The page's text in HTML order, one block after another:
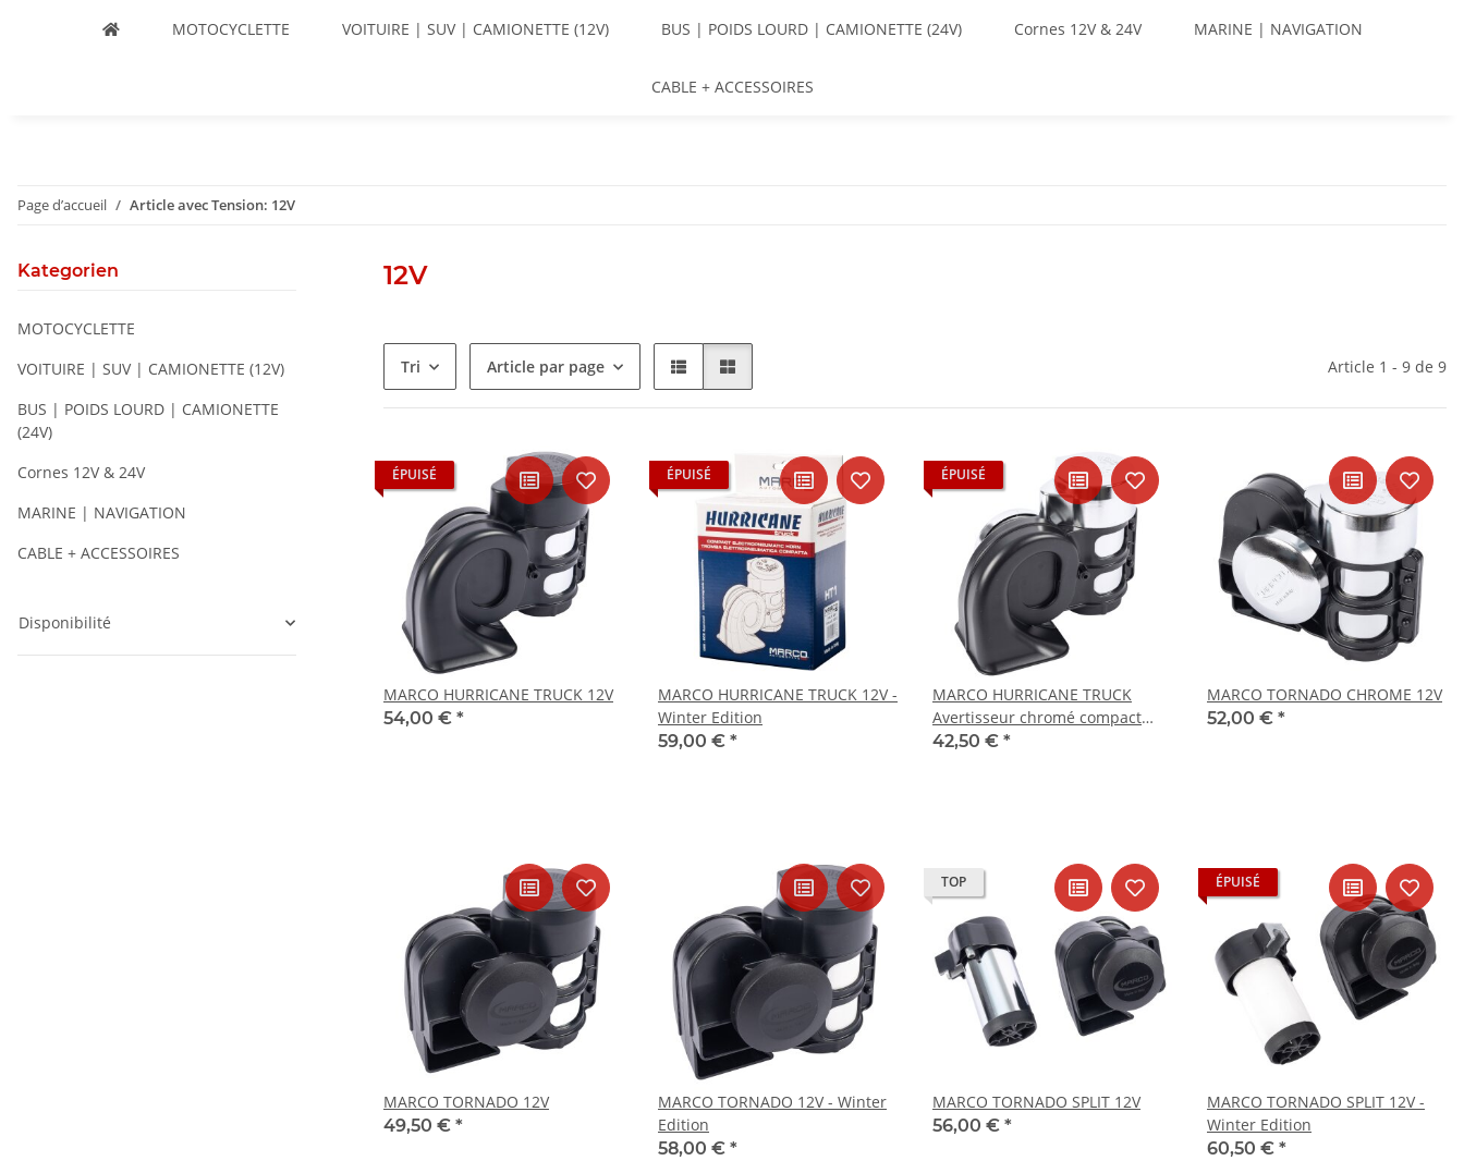
MOTOCYCLETTE VOITUIRE | SUV | CAMIONETTE (12V) BUS | POIDS LOURD | CAMIONETTE (24V) Cornes 12V & 24V MARINE | NAVIGATION
CABLE + ACCESSOIRES
Page d’accueil Article avec Tension: 12V
12V
Tri Article par page Article 1 - 9 de 9
ÉPUISÉ
MARCO HURRICANE TRUCK 12V
54,00 € *
ÉPUISÉ
MARCO HURRICANE TRUCK 12V -
Winter Edition
59,00 € *
ÉPUISÉ
MARCO HURRICANE TRUCK
Avertisseur chromé compact
avec compresseur intégré 12V
42,50 € *
MARCO TORNADO CHROME 12V
52,00 € *
MARCO TORNADO 12V
49,50 € *
MARCO TORNADO 12V - Winter
Edition
58,00 € *
TOP
MARCO TORNADO SPLIT 12V
56,00 € *
ÉPUISÉ
MARCO TORNADO SPLIT 12V -
Winter Edition
60,50 € *
Kategorien
MOTOCYCLETTE
VOITUIRE | SUV | CAMIONETTE (12V)
BUS | POIDS LOURD | CAMIONETTE
(24V)
Cornes 12V & 24V
MARINE | NAVIGATION
CABLE + ACCESSOIRES
Disponibilité